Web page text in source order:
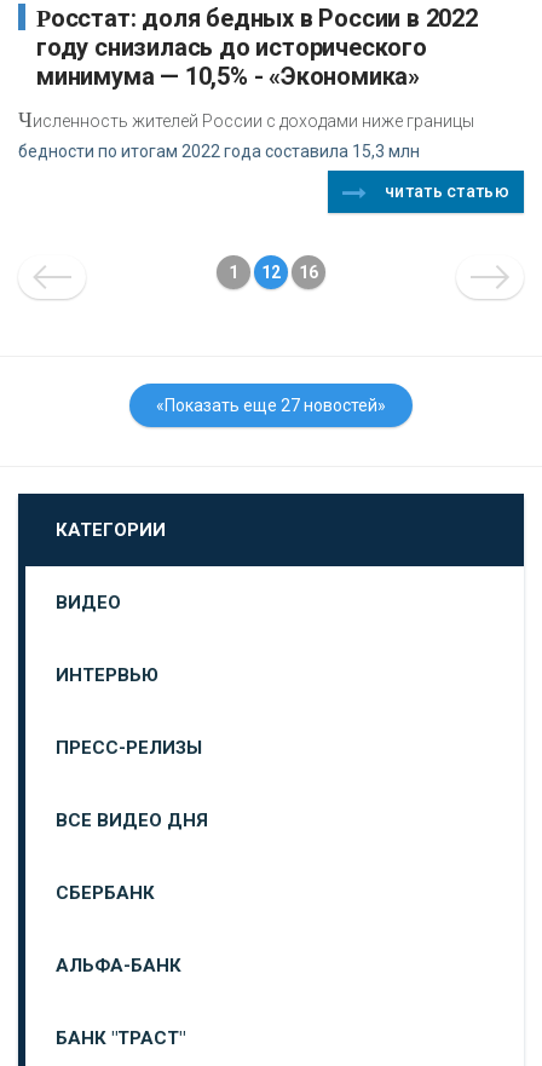
Росстат: доля бедных в России в 2022
году снизилась до исторического
минимума — 10,5% - «Экономика»
Численность жителей России с доходами ниже границы
бедности по итогам 2022 года составила 15,3 млн
читать статью
1 12 16
«Показать еще 27 новостей»
КАТЕГОРИИ
ВИДЕО
ИНТЕРВЬЮ
ПРЕСС-РЕЛИЗЫ
ВСЕ ВИДЕО ДНЯ
СБЕРБАНК
АЛЬФА-БАНК
БАНК "ТРАСТ"